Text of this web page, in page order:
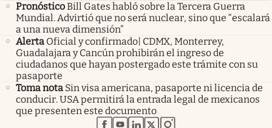
PronósticoBill Gates habló sobre la Tercera Guerra
Mundial. Advirtió que no será nuclear, sino que “escalará
a una nueva dimensión”
Alerta Oficial y confirmado| CDMX, Monterrey,
Guadalajara y Cancún prohibirán el ingreso de
ciudadanos que hayan postergado este trámite con su
pasaporte
Toma nota Sin visa americana, pasaporte ni licencia de
conducir. USA permitirá la entrada legal de mexicanos
que presenten este documento
abre en nueva pestaña
abre en nueva pestaña
abre en nueva pestaña
abre en nueva pestaña
abre en nueva pestaña